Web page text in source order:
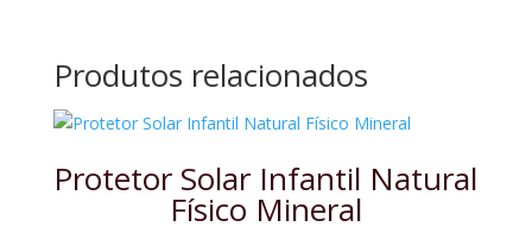
Produtos relacionados
Protetor Solar Infantil Natural
Físico Mineral